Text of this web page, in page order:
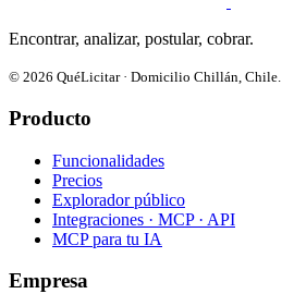
Encontrar, analizar, postular, cobrar.
© 2026 QuéLicitar · Domicilio Chillán, Chile.
Producto
Funcionalidades
Precios
Explorador público
Integraciones · MCP · API
MCP para tu IA
Empresa